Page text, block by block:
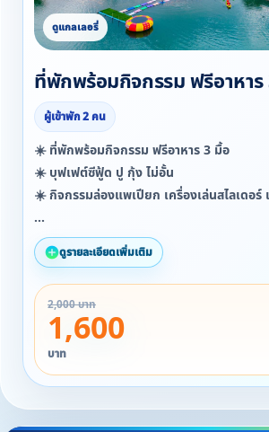
ที่พักพร้อมกิจกรรม ฟรีอาหา
ผู้เข้าพัก 2 คน
☀️ ที่พักพร้อมกิจกรรม ฟรีอาหาร 3 มื้อ
☀️ บุฟเฟต์ซีฟู้ด ปู กุ้ง ไม่อั้น
☀️ กิจกรรมล่องแพเปียก เครื่องเล่นสไลเดอร์ แ
✳️ ราคาที่พัก 2 วัน 1 คืน พร้อมอาหาร 3 มื้อ ✳️
❤️ เริ่มต้น คนละ 1,600 บาท 5 คน ขึ้นไป
✔️ ที่พัก 2 วัน 1 คืน
✔️ บุฟเฟต์ซีฟู้ด ปู กุ้ง เติมไม่อั้น
✔️ อาหาร 3 มื้อ
✔️ ฟรีเครื่องดื่มน้ำอัดลม
ดูรายละเอียดเพิ่มเติม
2,000 บาท
1,600
บาท